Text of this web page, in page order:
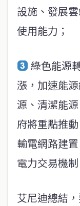
設施、發展
使用能力；
綠色能源
漲，加速能
源、清潔能
府將重點推動
輸電網路建
電力交易機制
艾尼迪總結